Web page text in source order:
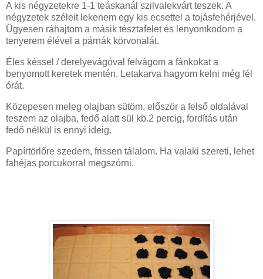
A kis négyzetekre 1-1 teáskanál szilvalekvárt teszek. A
négyzetek széleit lekenem egy kis ecsettel a tojásfehérjével.
Ügyesen ráhajtom a másik tésztafelet és lenyomkodom a
tenyerem élével a párnák körvonalát.
Éles késsel / derelyevágóval felvágom a fánkokat a
benyomott keretek mentén. Letakarva hagyom kelni még fél
órát.
Közepesen meleg olajban sütöm, először a felső oldalával
teszem az olajba, fedő alatt sül kb.2 percig, fordítás után
fedő nélkül is ennyi ideig.
Papírtörlőre szedem, frissen tálalom. Ha valaki szereti, lehet
fahéjas porcukorral megszórni.